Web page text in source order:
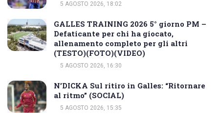
5 AGOSTO 2026, 18:02
GALLES TRAINING 2026 5° giorno PM –
Defaticante per chi ha giocato,
allenamento completo per gli altri
(TESTO)(FOTO)(VIDEO)
5 AGOSTO 2026, 16:30
N’DICKA Sul ritiro in Galles: “Ritornare
al ritmo” (SOCIAL)
5 AGOSTO 2026, 15:35